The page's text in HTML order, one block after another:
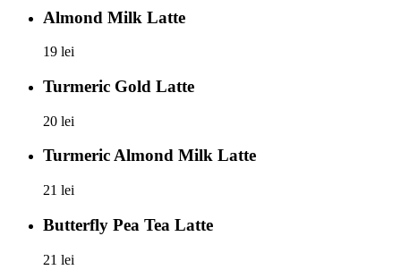
Almond Milk Latte
19 lei
Turmeric Gold Latte
20 lei
Turmeric Almond Milk Latte
21 lei
Butterfly Pea Tea Latte
21 lei